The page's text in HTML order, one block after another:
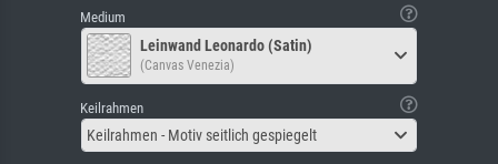
Medium
Leinwand Leonardo (Satin)
(Canvas Venezia)
Keilrahmen
Keilrahmen - Motiv seitlich gespiegelt